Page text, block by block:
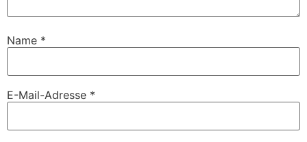
Name *
E-Mail-Adresse *